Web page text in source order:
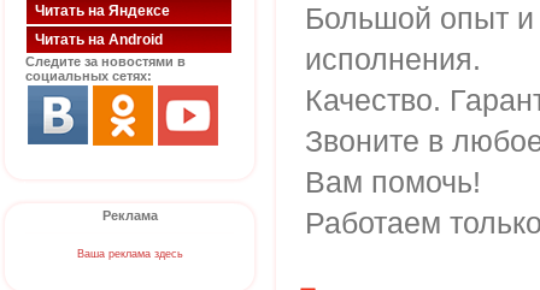
Читать на Яндексе
Читать на Android
Следите за новостями в
социальных сетях:
Реклама
Ваша реклама здесь
Большой опыт и
исполнения.
Качество.
Звоните в
Вам помочь!
Работаем